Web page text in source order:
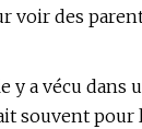
voir des
y a vécu dans
souvent pour